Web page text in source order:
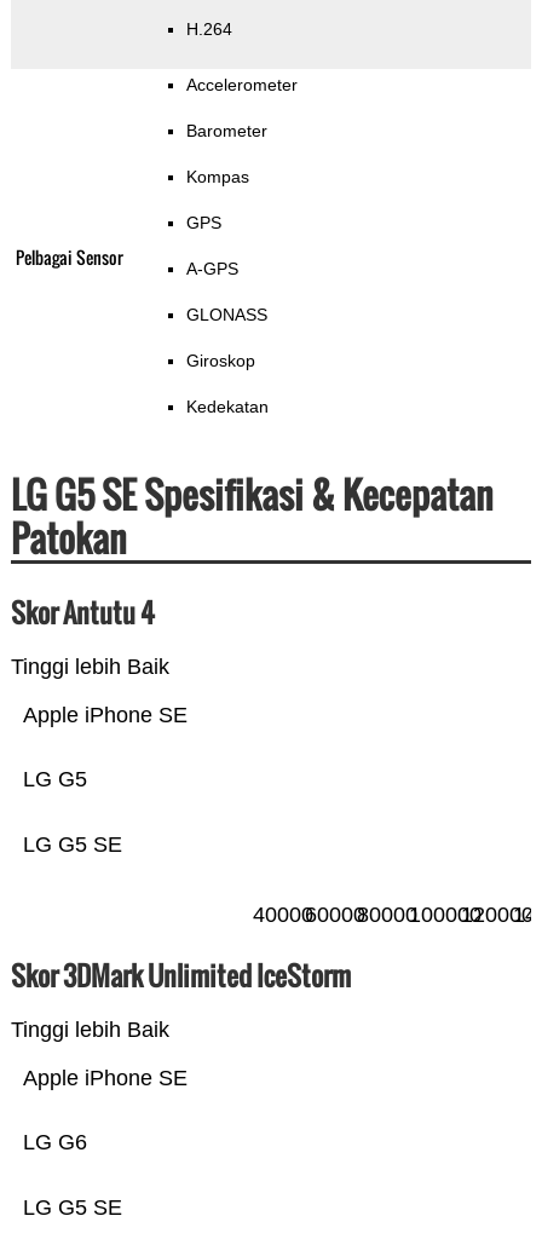
H.264
Pelbagai Sensor
Accelerometer
Barometer
Kompas
GPS
A-GPS
GLONASS
Giroskop
Kedekatan
LG G5 SE Spesifikasi & Kecepatan
Patokan
Skor Antutu 4
Tinggi lebih Baik
LG G5 SE
LG G5
Apple iPhone SE
400006000080000100000120000
Skor 3DMark Unlimited IceStorm
Tinggi lebih Baik
LG G5 SE
LG G6
Apple iPhone SE